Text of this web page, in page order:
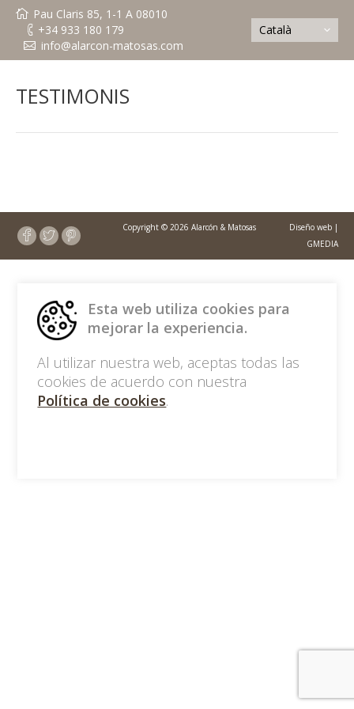
Pau Claris 85, 1-1 A 08010
+34 933 180 179
info@alarcon-matosas.com
Català
TESTIMONIS
Copyright © 2026 Alarcón & Matosas Diseño web |
GMEDIA
Esta web utiliza cookies para
mejorar la experiencia.
Al utilizar nuestra web, aceptas todas las
cookies de acuerdo con nuestra
Política de cookies.